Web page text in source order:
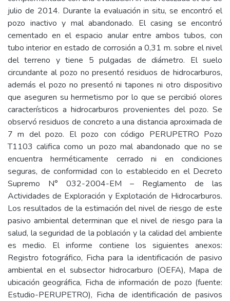
julio de 2014. Durante la evaluación in situ, se encontró el
pozo inactivo y mal abandonado. El casing se encontró
cementado en el espacio anular entre ambos tubos, con
tubo interior en estado de corrosión a 0,31 m. sobre el nivel
del terreno y tiene 5 pulgadas de diámetro. El suelo
circundante al pozo no presentó residuos de hidrocarburos,
además el pozo no presentó ni tapones ni otro dispositivo
que aseguren su hermetismo por lo que se percibió olores
característicos a hidrocarburos provenientes del pozo. Se
observó residuos de concreto a una distancia aproximada de
7 m del pozo. El pozo con código PERUPETRO Pozo
T1103 califica como un pozo mal abandonado que no se
encuentra herméticamente cerrado ni en condiciones
seguras, de conformidad con lo establecido en el Decreto
Supremo N° 032-2004-EM – Reglamento de las
Actividades de Exploración y Explotación de Hidrocarburos.
Los resultados de la estimación del nivel de riesgo de este
pasivo ambiental determinan que el nivel de riesgo para la
salud, la seguridad de la población y la calidad del ambiente
es medio. El informe contiene los siguientes anexos:
Registro fotográfico, Ficha para la identificación de pasivo
ambiental en el subsector hidrocarburo (OEFA), Mapa de
ubicación geográfica, Ficha de información de pozo (fuente:
Estudio-PERUPETRO), Ficha de identificación de pasivos